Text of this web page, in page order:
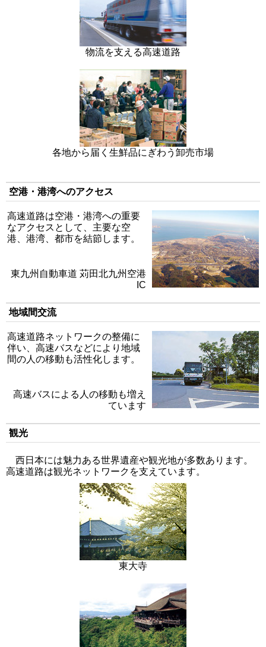
物流を支える高速道路
各地から届く生鮮品にぎわう卸売市場
空港・港湾へのアクセス
高速道路は空港・港湾への重要
なアクセスとして、主要な空
港、港湾、都市を結節します。
東九州自動車道 苅田北九州空港
IC
地域間交流
高速道路ネットワークの整備に
伴い、高速バスなどにより地域
間の人の移動も活性化します。
高速バスによる人の移動も増え
ています
観光
西日本には魅力ある世界遺産や観光地が多数あります。
高速道路は観光ネットワークを支えています。
東大寺